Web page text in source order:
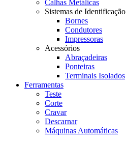
Calhas Metálicas
Sistemas de Identificação
Bornes
Condutores
Impressoras
Acessórios
Abraçadeiras
Ponteiras
Terminais Isolados
Ferramentas
Teste
Corte
Cravar
Descarnar
Máquinas Automáticas